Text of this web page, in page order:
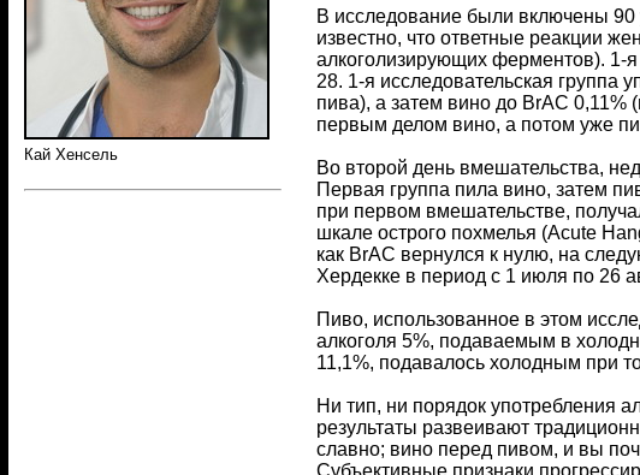
Кай Хенсель
В исследование были включены 90
известно, что ответные реакции
алкоголизирующих ферментов). 1-я
28. 1-я исследовательская группа
пива), а затем вино до BrAC 0,11%
первым делом вино, а потом уже
Во второй день вмешательства,
Первая группа пила вино, затем
при первом вмешательстве,
шкале острого похмелья (Acute
как BrAC вернулся к нулю, на
Хердекке в период с 1 июля по 26
Пиво, использованное в этом
алкоголя 5%, подаваемым в
11,1%, подавалось холодным при
Ни тип, ни порядок употребления
результаты развеивают
славно; вино перед пивом, и вы
Субъективные признаки